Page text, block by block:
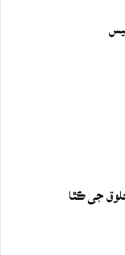
جي ڪٿا